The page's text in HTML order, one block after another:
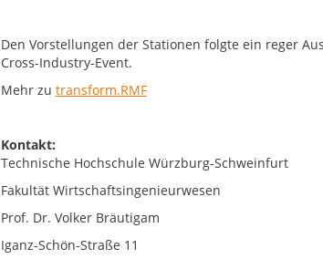
Den Vorstellungen der Stationen folgte ein reger
Cross-Industry-Event.
Mehr zu transform.RMF
Kontakt:
Technische Hochschule Würzburg-Schweinfurt
Fakultät Wirtschaftsingenieurwesen
Prof. Dr. Volker Bräutigam
Iganz-Schön-Straße 11